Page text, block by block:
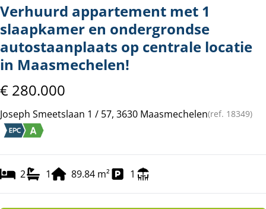
Verhuurd appartement met 1
slaapkamer en ondergrondse
autostaanplaats op centrale locatie
in Maasmechelen!
€ 280.000
Joseph Smeetslaan 1 / 57, 3630 Maasmechelen(ref. 18349)
2 1 89.84 m² 1